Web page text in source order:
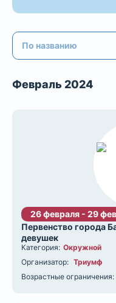
Февраль 2024
26 февраля - 29
Первенство города
девушек
Категория: Окружной
Организатор: Триумф
Возрастные ограничения: